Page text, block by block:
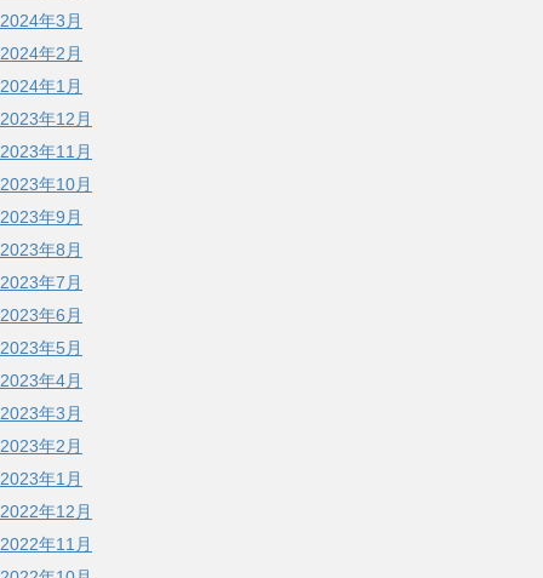
2024年3月
2024年2月
2024年1月
2023年12月
2023年11月
2023年10月
2023年9月
2023年8月
2023年7月
2023年6月
2023年5月
2023年4月
2023年3月
2023年2月
2023年1月
2022年12月
2022年11月